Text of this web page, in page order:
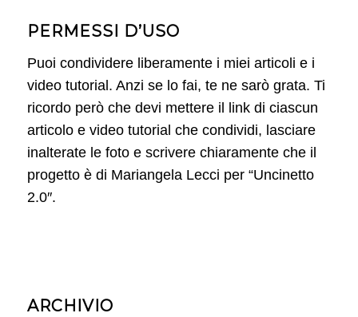
PERMESSI D’USO
Puoi condividere liberamente i miei articoli e i
video tutorial. Anzi se lo fai, te ne sarò grata. Ti
ricordo però che devi mettere il link di ciascun
articolo e video tutorial che condividi, lasciare
inalterate le foto e scrivere chiaramente che il
progetto è di Mariangela Lecci per “Uncinetto
2.0″.
ARCHIVIO